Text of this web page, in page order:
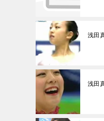
浅田
浅田